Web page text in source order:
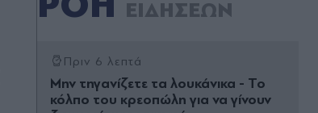
ΕΙΔΗΣΕΩΝ
Πριν 6 λεπτά
Μην τηγανίζετε τα λουκάνικα - Το
κόλπο του κρεοπώλη για να γίνουν